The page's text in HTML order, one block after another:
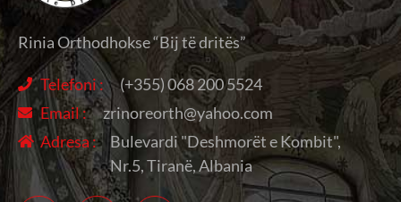
Rinia Orthodhokse “Bij të dritës”
Telefoni :
(+355) 068 200 5524
Email :
zrinoreorth@yahoo.com
Adresa :
Bulevardi "Deshmorët e Kombit",
Nr.5, Tiranë, Albania